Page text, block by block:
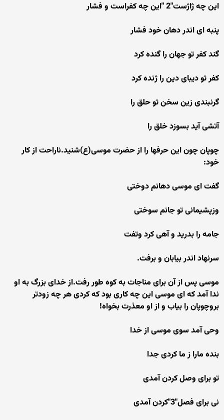
این چه ژاژست"2 "این چه کفراست و فشار
پنبه ای اندر دهان خود فشار
گند کفر تو جهان را گنده کرد
کفر تو دیبای دین را ژنده کرد
گرنبندی زین سخن تو حلق را
آتشی آید بسوزد خلق را
چوپان چون این حرفها را از حضرت موسی(ع)شنید.ناراحت از کار
خود:
گفت ای موسی دهانم دوختی
وزپشیمانی تو جانم سوختی
جامه را بدرید و آهی کرد وتفت
سرنهاد اندر بیابان و برفت.
موسی پس از آن برای مناجات به کوه طور رفت.از خدای بزرگ به او
ندا آمد که ای موسی این چه کاری بود که کردی هر چه زودتر
بروچوپان را بیاب و از او معذرت بخواه!
وحی آمد سوی موسی از خدا
بنده مارا ز ما کردی جدا
تو برای وصل کردن آمدی
نی برای فصل"3"کردن آمدی